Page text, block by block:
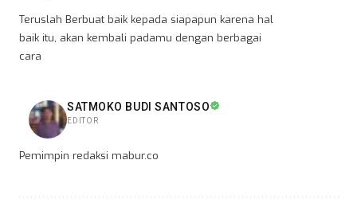
Teruslah Berbuat baik kepada siapapun karena hal
baik itu, akan kembali padamu dengan berbagai
cara
SATMOKO BUDI SANTOSO
EDITOR
Pemimpin redaksi mabur.co